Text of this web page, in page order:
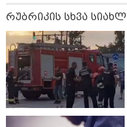
რუბრიკის სხვა